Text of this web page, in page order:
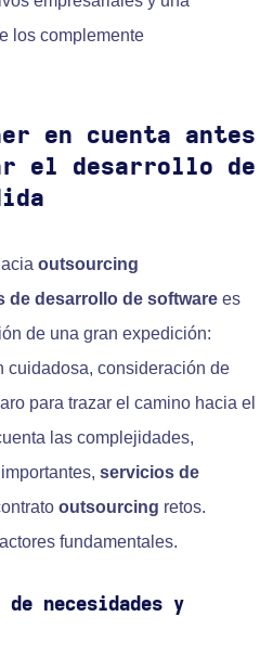
los complemente
en cuenta antes
el desarrollo de
outsourcing
de desarrollo de software es
de una gran expedición:
cuidadosa, consideración de
para trazar el camino hacia el
las complejidades,
servicios de
outsourcing retos.
fundamentales.
necesidades y